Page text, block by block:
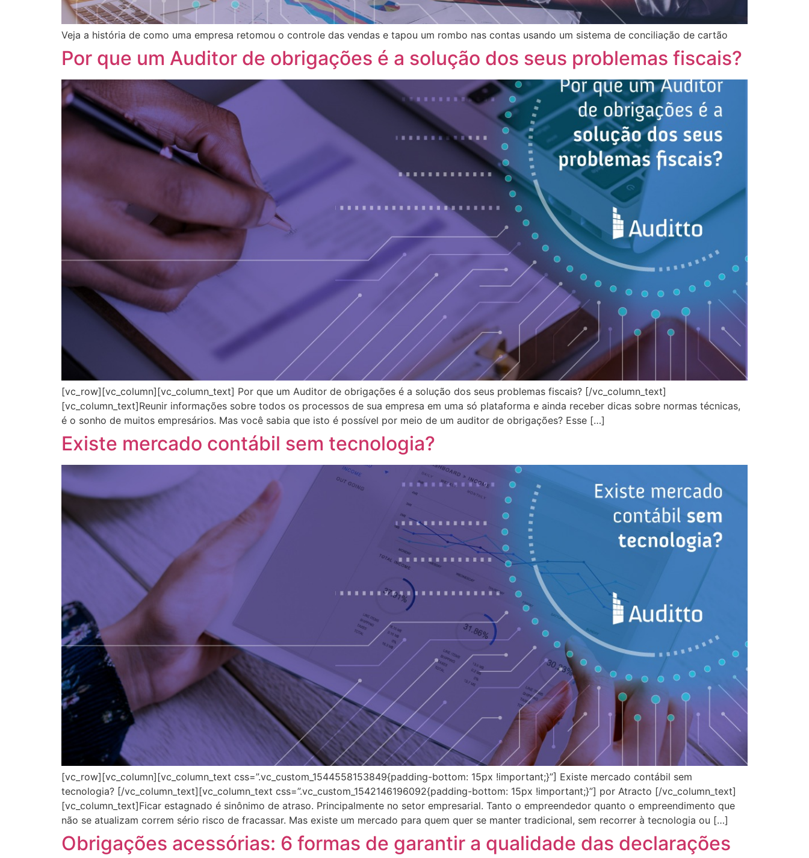
Veja a história de como uma empresa retomou o controle das vendas e tapou um rombo nas contas usando um sistema de conciliação de cartão
Por que um Auditor de obrigações é a solução dos seus problemas fiscais?
[vc_row][vc_column][vc_column_text] Por que um Auditor de obrigações é a solução dos seus problemas fiscais? [/vc_column_text]
[vc_column_text]Reunir informações sobre todos os processos de sua empresa em uma só plataforma e ainda receber dicas sobre normas técnicas,
é o sonho de muitos empresários. Mas você sabia que isto é possível por meio de um auditor de obrigações? Esse […]
Existe mercado contábil sem tecnologia?
[vc_row][vc_column][vc_column_text css=”.vc_custom_1544558153849{padding-bottom: 15px !important;}”] Existe mercado contábil sem
tecnologia? [/vc_column_text][vc_column_text css=”.vc_custom_1542146196092{padding-bottom: 15px !important;}”] por Atracto [/vc_column_text]
[vc_column_text]Ficar estagnado é sinônimo de atraso. Principalmente no setor empresarial. Tanto o empreendedor quanto o empreendimento que
não se atualizam correm sério risco de fracassar. Mas existe um mercado para quem quer se manter tradicional, sem recorrer à tecnologia ou […]
Obrigações acessórias: 6 formas de garantir a qualidade das declarações